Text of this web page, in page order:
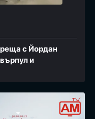
с Йордан
и